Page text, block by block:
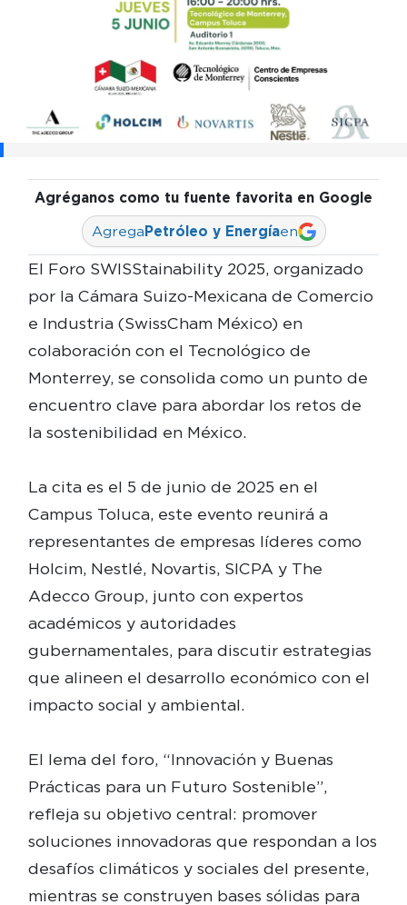
Agréganos como tu fuente favorita en Google
AgregaPetróleo y Energíaen
El Foro SWISStainability 2025, organizado
por la Cámara Suizo-Mexicana de Comercio
e Industria (SwissCham México) en
colaboración con el Tecnológico de
Monterrey, se consolida como un punto de
encuentro clave para abordar los retos de
la sostenibilidad en México.
La cita es el 5 de junio de 2025 en el
Campus Toluca, este evento reunirá a
representantes de empresas líderes como
Holcim, Nestlé, Novartis, SICPA y The
Adecco Group, junto con expertos
académicos y autoridades
gubernamentales, para discutir estrategias
que alineen el desarrollo económico con el
impacto social y ambiental.
El lema del foro, “Innovación y Buenas
Prácticas para un Futuro Sostenible”,
refleja su objetivo central: promover
soluciones innovadoras que respondan a los
desafíos climáticos y sociales del presente,
mientras se construyen bases sólidas para